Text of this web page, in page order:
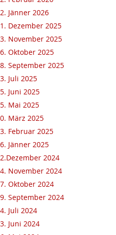
Jänner 2026
Dezember 2025
November 2025
Oktober 2025
September 2025
Juli 2025
Juni 2025
Mai 2025
März 2025
Februar 2025
Jänner 2025
2024
November 2024
Oktober 2024
September 2024
Juli 2024
Juni 2024